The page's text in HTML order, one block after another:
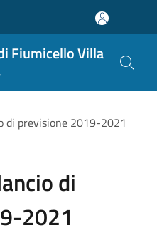
Fiumicello Villa
di previsione 2019-2021
di
2021